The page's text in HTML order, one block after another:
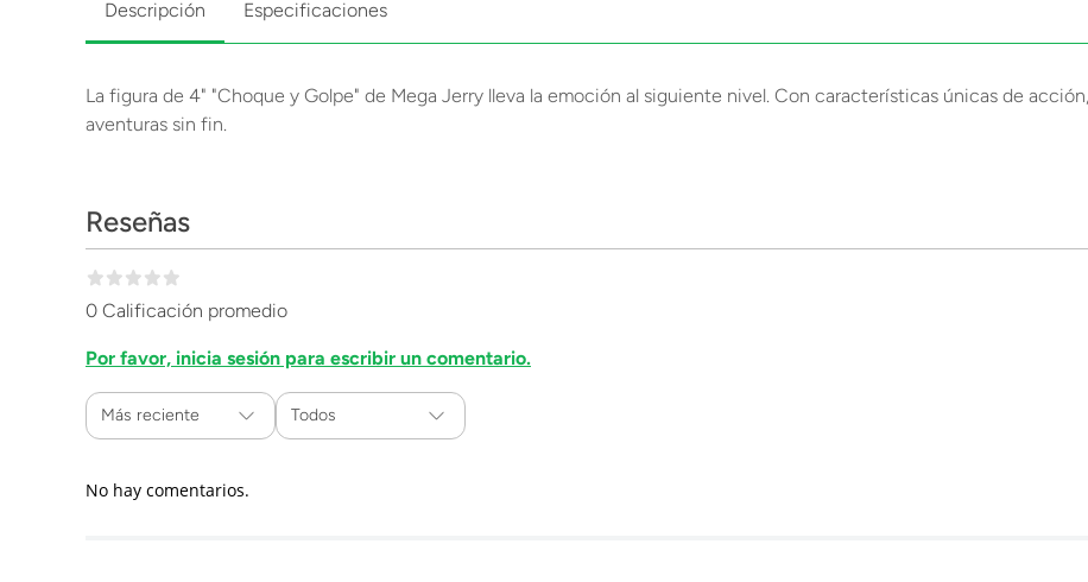
Descripción Especificaciones
La figura de 4" "Choque y Golpe" de Mega Jerry lleva la emoción al siguiente nivel. Con características únicas de
aventuras sin fin.
Reseñas
0 Calificación promedio
Por favor, inicia sesión para escribir un comentario.
Más reciente Todos
No hay comentarios.